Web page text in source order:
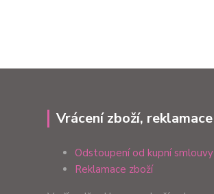
Vrácení zboží, reklamace
Odstoupení od kupní smlouvy
Reklamace zboží